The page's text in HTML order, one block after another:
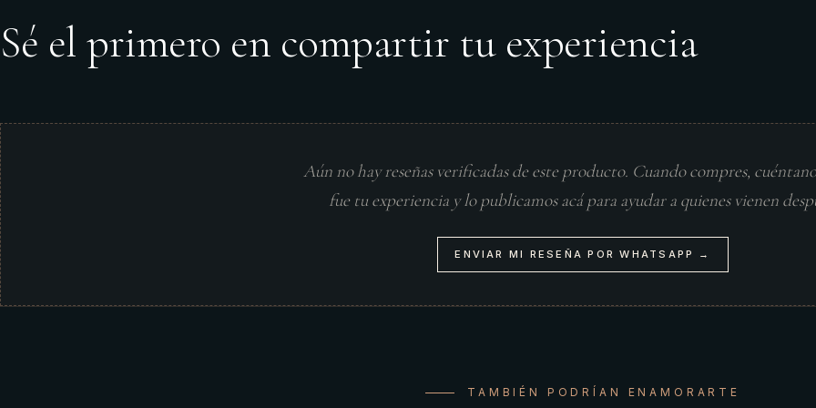
Sé el primero en compartir tu experiencia
Aún no hay reseñas verificadas de este producto. Cuando compres,
fue tu experiencia y lo publicamos acá para ayudar a quienes vienen
ENVIAR MI RESEÑA POR WHATSAPP →
TAMBIÉN PODRÍAN ENAMORARTE